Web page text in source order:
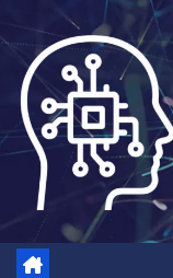
to
content